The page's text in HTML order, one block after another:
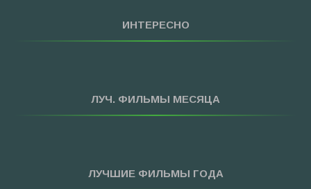
Мультфильмы
»Приключения
»Фантастика
Про Новый Год
ИНТЕРЕСНО
ЛУЧ. ФИЛЬМЫ МЕСЯЦА
ЛУЧШИЕ ФИЛЬМЫ ГОДА